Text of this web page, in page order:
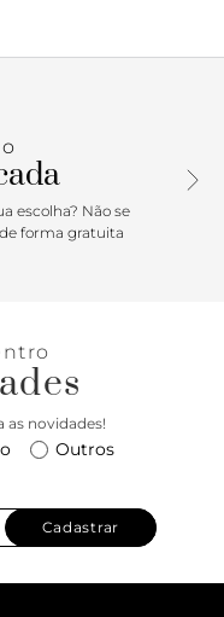
escolha? Não se
forma gratuita
as novidades!
Outros
Cadastrar